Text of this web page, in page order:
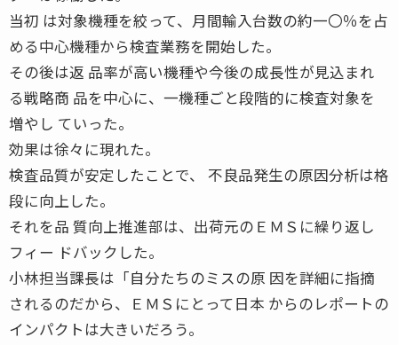
当初 は対象機種を絞って、月間輸入台数の約一〇％を占
める中心機種から検査業務を開始した。
その後は返 品率が高い機種や今後の成長性が見込まれ
る戦略商 品を中心に、一機種ごと段階的に検査対象を
増やし ていった。
効果は徐々に現れた。
検査品質が安定したことで、 不良品発生の原因分析は格
段に向上した。
それを品 質向上推進部は、出荷元のＥＭＳに繰り返し
フィー ドバックした。
小林担当課長は「自分たちのミスの原 因を詳細に指摘
されるのだから、ＥＭＳにとって日本 からのレポートの
インパクトは大きいだろう。